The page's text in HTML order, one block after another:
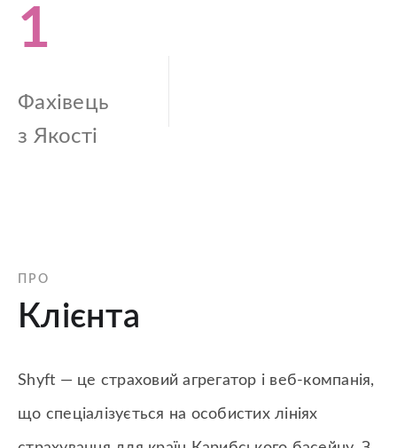
1
Фахівець
з Якості
ПРО
Клієнта
Shyft — це страховий агрегатор і веб-компанія,
що спеціалізується на особистих лініях